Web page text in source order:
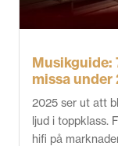
Musikguide:
missa under
2025 ser ut att
ljud i toppklass.
hifi på